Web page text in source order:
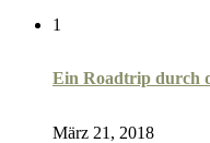
1
Ein Roadtrip durch
März 21, 2018